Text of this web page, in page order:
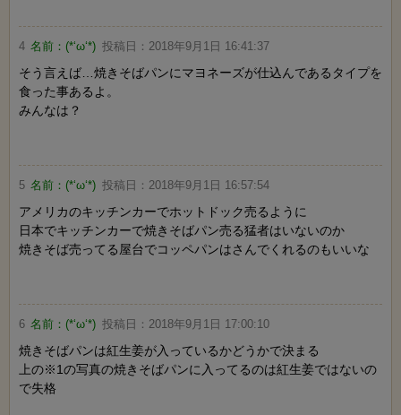
4 名前： (*‘ω‘*) 投稿日： 2018年9月1日 16:41:37
そう言えば…焼きそばパンにマヨネーズが仕込んであるタイプを
食った事あるよ。
みんなは？
5 名前： (*‘ω‘*) 投稿日： 2018年9月1日 16:57:54
アメリカのキッチンカーでホットドック売るように
日本でキッチンカーで焼きそばパン売る猛者はいないのか
焼きそば売ってる屋台でコッペパンはさんでくれるのもいいな
6 名前： (*‘ω‘*) 投稿日： 2018年9月1日 17:00:10
焼きそばパンは紅生姜が入っているかどうかで決まる
上の※1の写真の焼きそばパンに入ってるのは紅生姜ではないの
で失格